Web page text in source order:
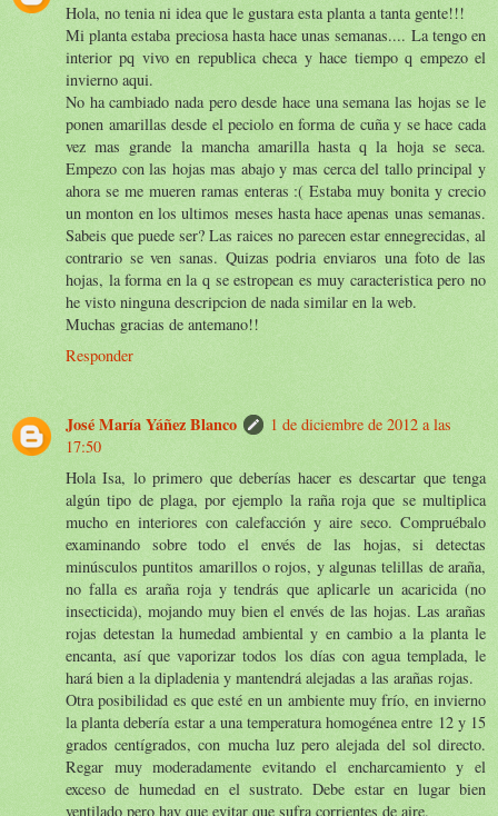
Hola, no tenia ni idea que le gustara esta planta a tanta gente!!!
Mi planta estaba preciosa hasta hace unas semanas.... La tengo en
interior pq vivo en republica checa y hace tiempo q empezo el
invierno aqui.
No ha cambiado nada pero desde hace una semana las hojas se le
ponen amarillas desde el peciolo en forma de cuña y se hace cada
vez mas grande la mancha amarilla hasta q la hoja se seca.
Empezo con las hojas mas abajo y mas cerca del tallo principal y
ahora se me mueren ramas enteras :( Estaba muy bonita y crecio
un monton en los ultimos meses hasta hace apenas unas semanas.
Sabeis que puede ser? Las raices no parecen estar ennegrecidas, al
contrario se ven sanas. Quizas podria enviaros una foto de las
hojas, la forma en la q se estropean es muy caracteristica pero no
he visto ninguna descripcion de nada similar en la web.
Muchas gracias de antemano!!
Responder
José María Yáñez Blanco
1 de diciembre de 2012 a las
17:50
Hola Isa, lo primero que deberías hacer es descartar que tenga
algún tipo de plaga, por ejemplo la raña roja que se multiplica
mucho en interiores con calefacción y aire seco. Compruébalo
examinando sobre todo el envés de las hojas, si detectas
minúsculos puntitos amarillos o rojos, y algunas telillas de araña,
no falla es araña roja y tendrás que aplicarle un acaricida (no
insecticida), mojando muy bien el envés de las hojas. Las arañas
rojas detestan la humedad ambiental y en cambio a la planta le
encanta, así que vaporizar todos los días con agua templada, le
hará bien a la dipladenia y mantendrá alejadas a las arañas rojas.
Otra posibilidad es que esté en un ambiente muy frío, en invierno
la planta debería estar a una temperatura homogénea entre 12 y 15
grados centígrados, con mucha luz pero alejada del sol directo.
Regar muy moderadamente evitando el encharcamiento y el
exceso de humedad en el sustrato. Debe estar en lugar bien
ventilado pero hay que evitar que sufra corrientes de aire.